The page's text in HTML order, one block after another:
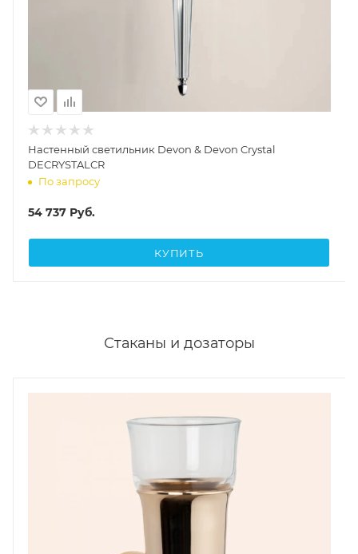
Настенный светильник Devon & Devon Crystal
DECRYSTALCR
По запросу
54 737 Руб.
КУПИТЬ
Стаканы и дозаторы